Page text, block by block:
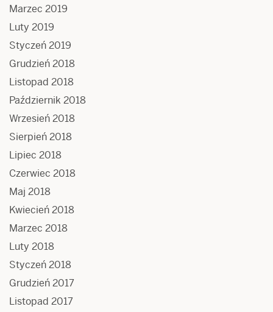
Marzec 2019
Luty 2019
Styczeń 2019
Grudzień 2018
Listopad 2018
Październik 2018
Wrzesień 2018
Sierpień 2018
Lipiec 2018
Czerwiec 2018
Maj 2018
Kwiecień 2018
Marzec 2018
Luty 2018
Styczeń 2018
Grudzień 2017
Listopad 2017